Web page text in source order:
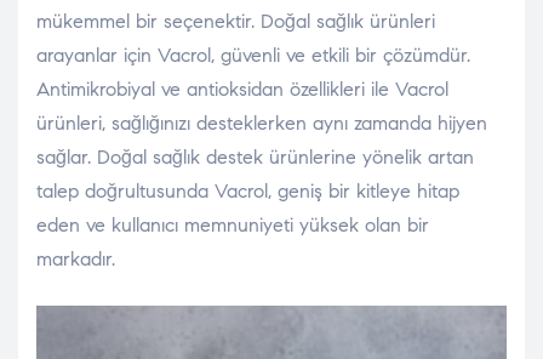
mükemmel bir seçenektir. Doğal sağlık ürünleri
arayanlar için Vacrol, güvenli ve etkili bir çözümdür.
Antimikrobiyal ve antioksidan özellikleri ile Vacrol
ürünleri, sağlığınızı desteklerken aynı zamanda hijyen
sağlar. Doğal sağlık destek ürünlerine yönelik artan
talep doğrultusunda Vacrol, geniş bir kitleye hitap
eden ve kullanıcı memnuniyeti yüksek olan bir
markadır.